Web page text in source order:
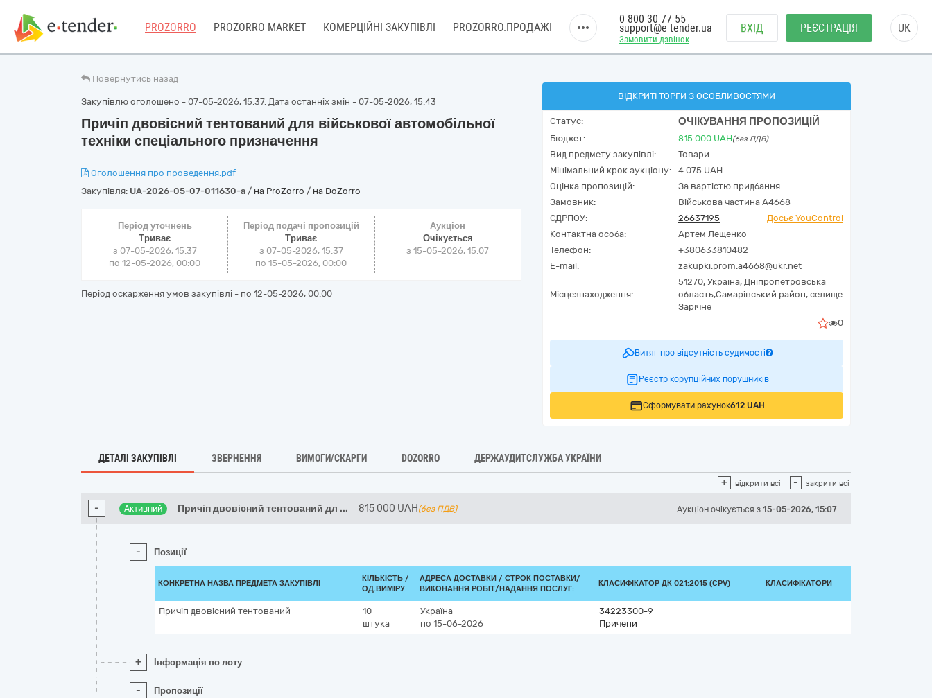
PROZORRO PROZORRO MARKET КОМЕРЦІЙНІ ЗАКУПІВЛІ PROZORRO.ПРОДАЖІ
Замовити дзвінок
0 800 30 77 55
support@e-tender.ua ВХІД РЕЄСТРАЦІЯ UK
Повернутись назад
Закупівлю оголошено - 07-05-2026, 15:37. Дата останніх змін - 07-05-2026, 15:43
Причіп двовісний тентований для військової автомобільної
техніки спеціального призначення
Оголошення про проведення.pdf
Закупівля: UA-2026-05-07-011630-a / на ProZorro / на DoZorro
Період уточнень
Триває
з 07-05-2026, 15:37
по 12-05-2026, 00:00
Період подачі пропозицій
Триває
з 07-05-2026, 15:37
по 15-05-2026, 00:00
Аукціон
Очікується
з15-05-2026, 15:07
Період оскарження умов закупівлі - по 12-05-2026, 00:00
ВІДКРИТІ ТОРГИ З ОСОБЛИВОСТЯМИ
Статус: ОЧІКУВАННЯ ПРОПОЗИЦІЙ
Бюджет: 815 000 UAH(без ПДВ)
Вид предмету закупівлі:
Товари
Мінімальний крок аукціону:
4 075 UAH
Оцінка пропозицій:
За вартістю придбання
Замовник:
Військова частина А4668
ЄДРПОУ:
26637195
Досьє YouControl
Контактна особа:
Артем Лещенко
Телефон:
+380633810482
E-mail:
zakupki.prom.a4668@ukr.net
Місцезнаходження:
51270, Україна, Дніпропетровська
область,Самарівський район, селище
Зарічне
0
Витяг про відсутність судимості
Реєстр корупційних порушників
Сформувати рахунок612 UAH
ДЕТАЛІ ЗАКУПІВЛІ ЗВЕРНЕННЯ ВИМОГИ/СКАРГИ DOZORRO ДЕРЖАУДИТСЛУЖБА УКРАЇНИ
+ відкрити всі - закрити всі
- Активний Причіп двовісний тентований дл ... 815 000 UAH (без ПДВ) Аукціон очікується з 15-05-2026, 15:07
- Позиції
КОНКРЕТНА НАЗВА ПРЕДМЕТА ЗАКУПІВЛІ
КІЛЬКІСТЬ /
ОД.ВИМІРУ
АДРЕСА ДОСТАВКИ / СТРОК ПОСТАВКИ/
ВИКОНАННЯ РОБІТ/НАДАННЯ ПОСЛУГ:
КЛАСИФІКАТОР ДК 021:2015 (CPV) КЛАСИФІКАТОРИ
Причіп двовісний тентований
10
штука
Україна
по 15-06-2026
34223300-9
Причепи
+ Інформація по лоту
- Пропозиції